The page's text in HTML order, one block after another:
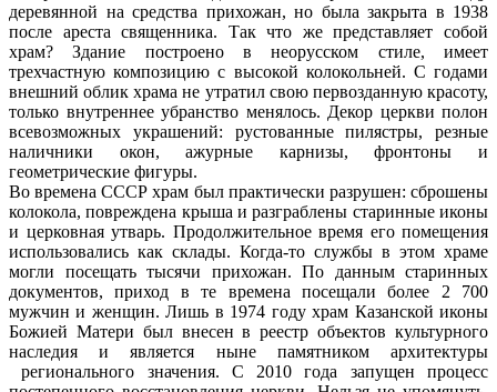
деревянной на средства прихожан, но была закрыта в 1938
после ареста священника. Так что же представляет собой
храм? Здание построено в неорусском стиле, имеет
трехчастную композицию с высокой колокольней. С годами
внешний облик храма не утратил свою первозданную красоту,
только внутреннее убранство менялось. Декор церкви полон
всевозможных украшений: рустованные пилястры, резные
наличники окон, ажурные карнизы, фронтоны и
геометрические фигуры.
Во времена СССР храм был практически разрушен: сброшены
колокола, повреждена крыша и разграблены старинные иконы
и церковная утварь. Продолжительное время его помещения
использовались как склады. Когда-то службы в этом храме
могли посещать тысячи прихожан. По данным старинных
документов, приход в те времена посещали более 2 700
мужчин и женщин. Лишь в 1974 году храм Казанской иконы
Божией Матери был внесен в реестр объектов культурного
наследия и является ныне памятником архитектуры
регионального значения. С 2010 года запущен процесс